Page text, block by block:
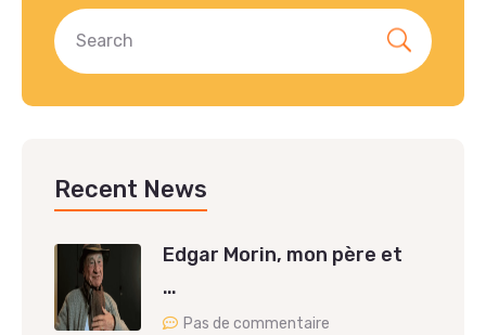
Recent News
Edgar Morin, mon père et
…
Pas de commentaire